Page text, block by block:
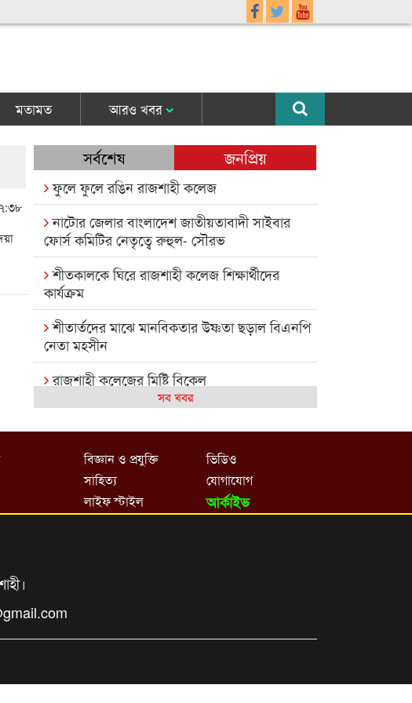
মতামত আরও খবর
সর্বশেষ জনপ্রিয়
ফুলে ফুলে রঙিন রাজশাহী কলেজ
নাটোর জেলার বাংলাদেশ জাতীয়তাবাদী সাইবার
ফোর্স কমিটির নেতৃত্বে রুহুল- সৌরভ
শীতকালকে ঘিরে রাজশাহী কলেজ শিক্ষার্থীদের
কার্যক্রম
শীতার্তদের মাঝে মানবিকতার উষ্ণতা ছড়াল বিএনপি
নেতা মহসীন
রাজশাহী কলেজের মিষ্টি বিকেল
কেমন আছে আমাদের দেশের মধ্যবিত্তরা
রাজশাহী কলেজ ক্যারিয়ার ক্লাবের নেতৃত্বে ইসমাইল-
রাজশাইন একাডেমির ফল প্রকাশ ও পুরস্কার বিতরণ
খেলার মাঠে বানানো হয়েছে গর্ত ঝুঁকিতে
আষাড়িয়াদহর দুই বিদ্যালয়
সব খবর
বিজ্ঞান ও প্রযুক্তি
সাহিত্য
লাইফ স্টাইল
ভিডিও
যোগাযোগ
আর্কাইভ